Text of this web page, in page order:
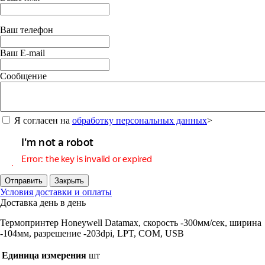
Ваш телефон
Ваш E-mail
Сообщение
Я согласен на обработку персональных данных>
Отправить Закрыть
Условия доставки и оплаты
Доставка день в день
Термопринтер Honeywell Datamax, скорость -300мм/сек, ширина
-104мм, разрешение -203dpi, LPT, COM, USB
Единица измерения шт